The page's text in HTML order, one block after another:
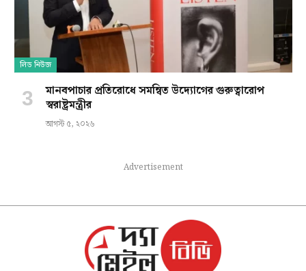
লিড নিউজ
মানবপাচার প্রতিরোধে সমন্বিত উদ্যোগের গুরুত্বারোপ
স্বরাষ্ট্রমন্ত্রীর
আগস্ট ৫, ২০২৬
Advertisement